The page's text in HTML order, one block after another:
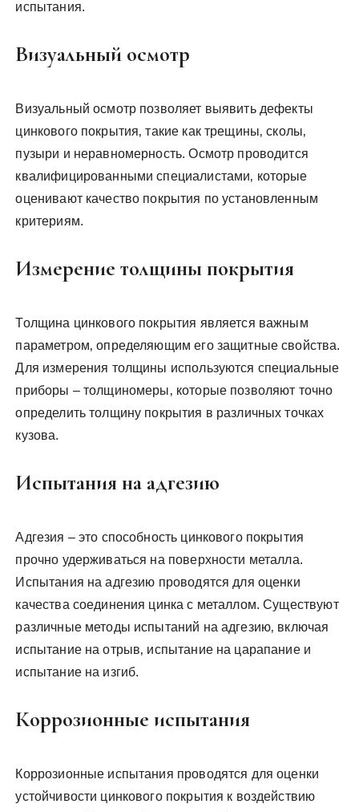
испытания.
Визуальный осмотр
Визуальный осмотр позволяет выявить дефекты
цинкового покрытия‚ такие как трещины‚ сколы‚
пузыри и неравномерность. Осмотр проводится
квалифицированными специалистами‚ которые
оценивают качество покрытия по установленным
критериям.
Измерение толщины покрытия
Толщина цинкового покрытия является важным
параметром‚ определяющим его защитные свойства.
Для измерения толщины используются специальные
приборы – толщиномеры‚ которые позволяют точно
определить толщину покрытия в различных точках
кузова.
Испытания на адгезию
Адгезия – это способность цинкового покрытия
прочно удерживаться на поверхности металла.
Испытания на адгезию проводятся для оценки
качества соединения цинка с металлом. Существуют
различные методы испытаний на адгезию‚ включая
испытание на отрыв‚ испытание на царапание и
испытание на изгиб.
Коррозионные испытания
Коррозионные испытания проводятся для оценки
устойчивости цинкового покрытия к воздействию